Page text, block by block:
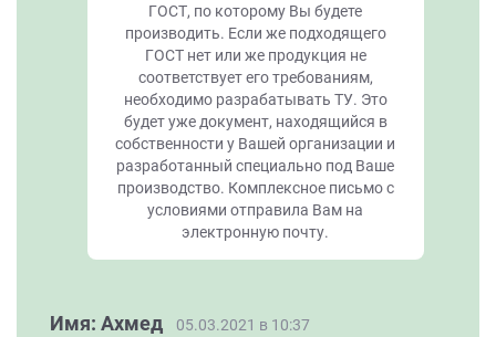
ГОСТ, по которому Вы будете
производить. Если же подходящего
ГОСТ нет или же продукция не
соответствует его требованиям,
необходимо разрабатывать ТУ. Это
будет уже документ, находящийся в
собственности у Вашей организации и
разработанный специально под Ваше
производство. Комплексное письмо с
условиями отправила Вам на
электронную почту.
Имя: Ахмед 05.03.2021 в 10:37